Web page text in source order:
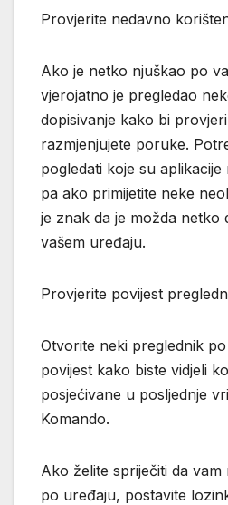
Provjerite nedavno
Ako je netko njuškao po
vjerojatno je pregledao
dopisivanje kako bi
razmjenjujete poruke.
pogledati koje su
pa ako primijetite neke
je znak da je možda netko
vašem uređaju.
Provjerite povijest
Otvorite neki preglednik
povijest kako biste vidjeli
posjećivane u posljednje
Komando.
Ako želite spriječiti da
po uređaju, postavite